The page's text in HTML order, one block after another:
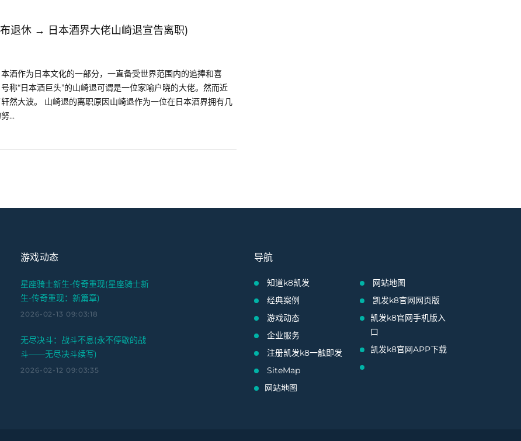
退休 → 日本酒界大佬山崎退宣告离职)
酒作为日本文化的一部分，一直备受世界范围内的追捧和喜
称“日本酒巨头”的山崎退可谓是一位家喻户晓的大佬。然而近
然大波。 山崎退的离职原因山崎退作为一位在日本酒界拥有几
...
游戏动态
星座骑士新生-传奇重现(星座骑士新
生-传奇重现：新篇章)
2026-02-13 09:03:18
无尽决斗：战斗不息(永不停歇的战
斗——无尽决斗续写)
2026-02-12 09:03:35
导航
知道k8凯发
经典案例
游戏动态
企业服务
注册凯发k8一触即发
SiteMap
网站地图
网站地图
凯发k8官网网页版
凯发k8官网手机版入
口
凯发k8官网APP下载